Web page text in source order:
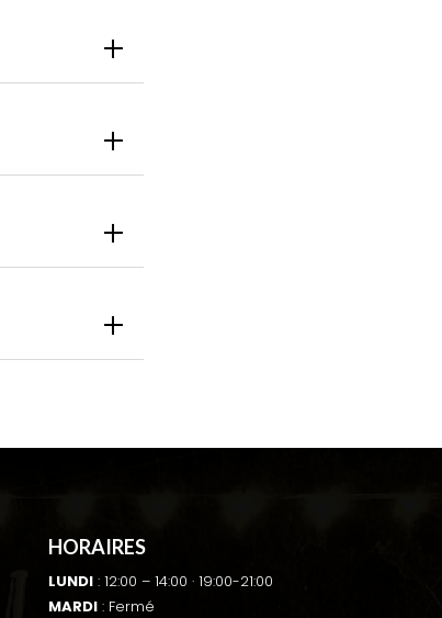
HORAIRES
LUNDI : 12:00 – 14:00· 19:00-21:00
MARDI : Fermé